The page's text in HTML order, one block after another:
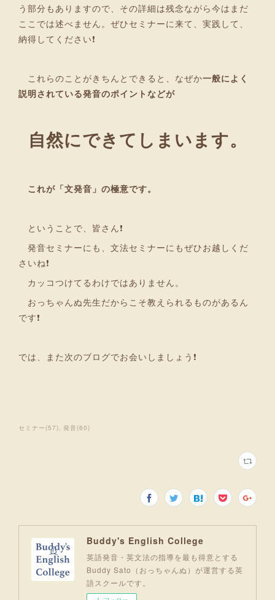
う部分もありますので、その詳細は残念ながら今はまだ
ここでは述べません。ぜひセミナーに来て、実践して、
納得してください❗
これらのことがきちんとできると、なぜか一般によく
説明されている発音のポイントなどが
自然にできてしまいます。
これが「文発音」の極意です。
ということで、皆さん❗
発音セミナーにも、文法セミナーにもぜひお越しくだ
さいね❗
カッコつけてるわけではありません。
おっちゃんぬ先生だからこそ教えられるものがあるん
です❗
では、また次のブログでお会いしましょう❗
セミナー (57) 発音(60)
Buddy's English College
英語発音・英文法の指導を最も得意とする
Buddy Sato（おっちゃんぬ）が運営する英
語スクールです。